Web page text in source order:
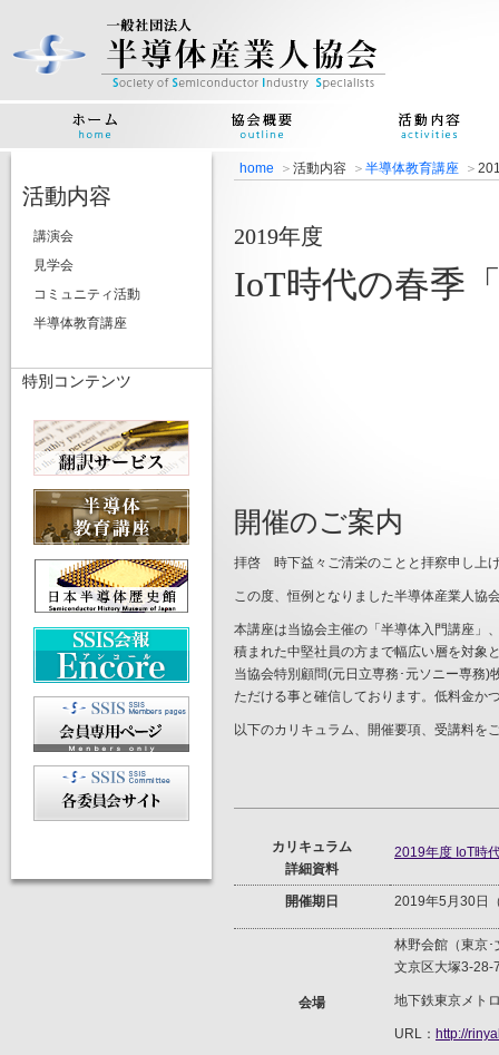
home 活動内容 半導体教育講座
2019年度
IoT時代の春季
開催のご案内
拝啓 時下益々ご清栄のことと拝察申し上
この度、恒例となりました半導体産業人協
本講座は当協会主催の「半導体入門講座」
積まれた中堅社員の方まで幅広い層を対象
当協会特別顧問(元日立専務･元ソニー専務
ただける事と確信しております。低料金か
以下のカリキュラム、開催要項、受講料を
カリキュラム
詳細資料
2019年度 IoT時
開催期日 2019年5月30日
会場
林野会館（東京
文京区大塚3-28-
地下鉄東京メト
URL： http://
活動内容
講演会
見学会
コミュニティ活動
半導体教育講座
特別コンテンツ